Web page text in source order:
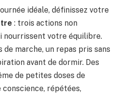
idéale, définissez votre
: trois actions non
nourrissent votre équilibre.
de marche, un repas pris sans
avant de dormir. Des
de petites doses de
conscience, répétées,